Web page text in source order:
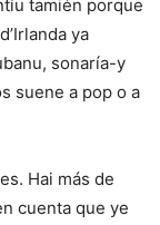
tamién porque
ya
sonaría-y
suene a pop o a
Hai más de
cuenta que ye